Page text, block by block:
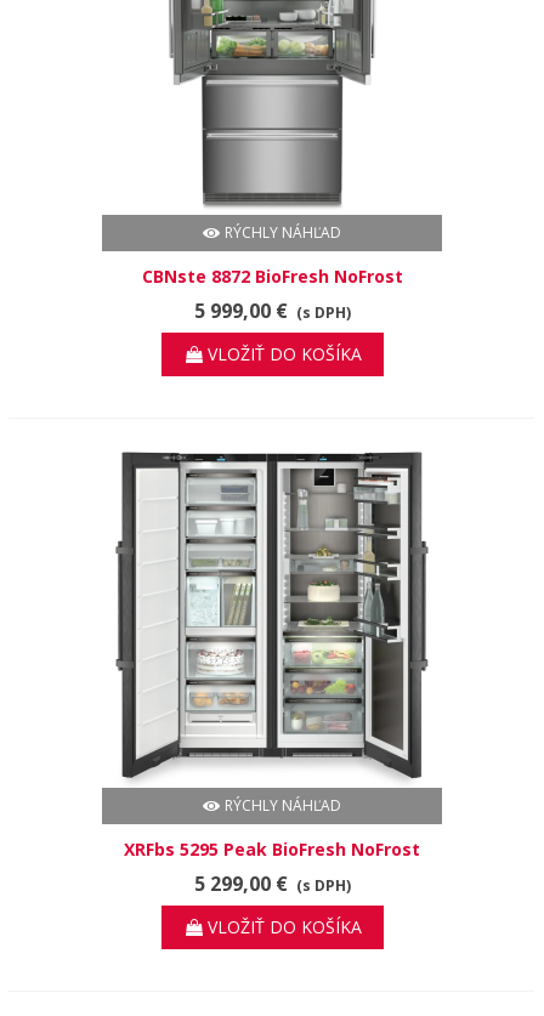
RÝCHLY NÁHĽAD
CBNste 8872 BioFresh NoFrost
5 999,00 € (s DPH)
VLOŽIŤ DO KOŠÍKA
RÝCHLY NÁHĽAD
XRFbs 5295 Peak BioFresh NoFrost
5 299,00 € (s DPH)
VLOŽIŤ DO KOŠÍKA